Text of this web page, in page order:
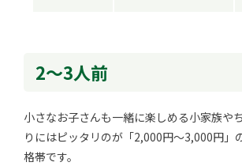
2～3人前
小さなお子さんも一緒に楽しめる小家族や
りにはピッタリのが「2,000円～3,000円」
格帯です。